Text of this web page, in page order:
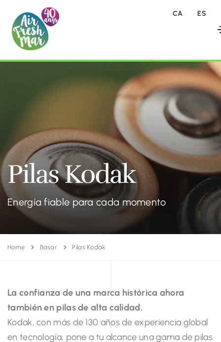
CA ES
Pilas Kodak
Energía fiable para cada momento
Home Basar Pilas Kodak
La confianza de una marca histórica ahora
también en pilas de alta calidad.
Kodak, con más de 130 años de experiencia global
en tecnología, pone a tu alcance una gama de pilas